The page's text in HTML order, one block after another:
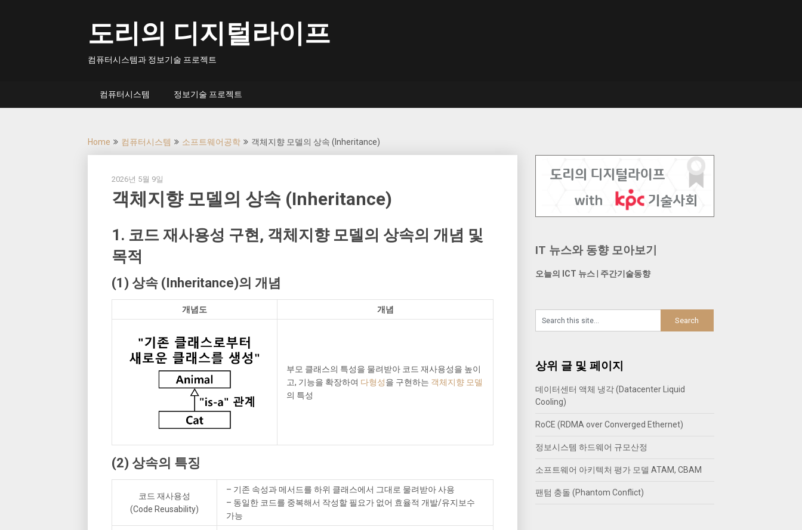
도리의 디지털라이프
컴퓨터시스템과 정보기술 프로젝트
컴퓨터시스템 정보기술 프로젝트
Home 컴퓨터시스템 소프트웨어공학 객체지향 모델의 상속 (Inheritance)
2026년 5월 9일
객체지향 모델의 상속 (Inheritance)
1. 코드 재사용성 구현, 객체지향 모델의 상속의 개념 및
목적
(1) 상속 (Inheritance)의 개념
개념도 개념
부모 클래스의 특성을 물려받아 코드 재사용성을 높이
고, 기능을 확장하여 다형성을 구현하는 객체지향 모델
의 특성
(2) 상속의 특징
코드 재사용성
(Code Reusability)
– 기존 속성과 메서드를 하위 클래스에서 그대로 물려받아 사용
– 동일한 코드를 중복해서 작성할 필요가 없어 효율적 개발/유지보수
가능
IT 뉴스와 동향 모아보기
오늘의 ICT 뉴스 주간기술동향
상위 글 및 페이지
데이터센터 액체 냉각 (Datacenter Liquid
Cooling)
RoCE (RDMA over Converged Ethernet)
정보시스템 하드웨어 규모산정
소프트웨어 아키텍처 평가 모델 ATAM, CBAM
팬텀 충돌 (Phantom Conflict)